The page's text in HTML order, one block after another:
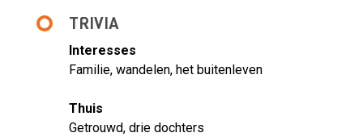
TRIVIA
Interesses
Familie, wandelen, het buitenleven
Thuis
Getrouwd, drie dochters